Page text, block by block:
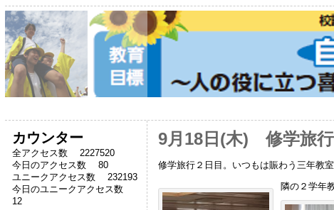
カウンター
全アクセス数 2227520
今日のアクセス数 80
ユニークアクセス数 232193
今日のユニークアクセス数
12
9月18日(木) 修学旅
修学旅行２日目。いつもは賑わう三年教
隣の２学年